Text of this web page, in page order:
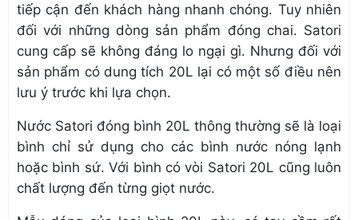
tiếp cận đến khách hàng nhanh chóng. Tuy nhiên
đối với những dòng sản phẩm đóng chai. Satori
cung cấp sẽ không đáng lo ngại gì. Nhưng đối với
sản phẩm có dung tích 20L lại có một số điều nên
lưu ý trước khi lựa chọn.
Nước Satori đóng bình 20L thông thường sẽ là loại
bình chỉ sử dụng cho các bình nước nóng lạnh
hoặc bình sứ. Với bình có vòi Satori 20L cũng luôn
chất lượng đến từng giọt nước.